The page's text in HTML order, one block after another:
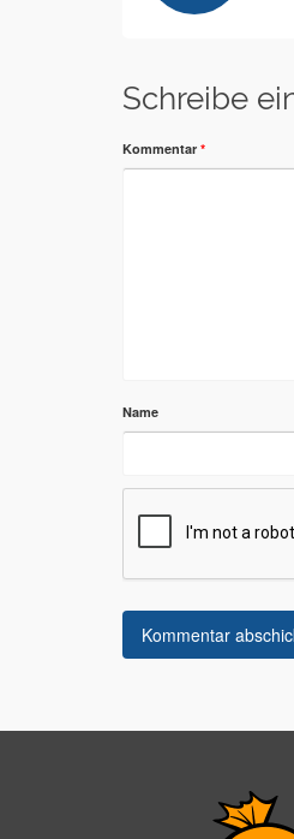
Schreibe
Kommentar *
Name